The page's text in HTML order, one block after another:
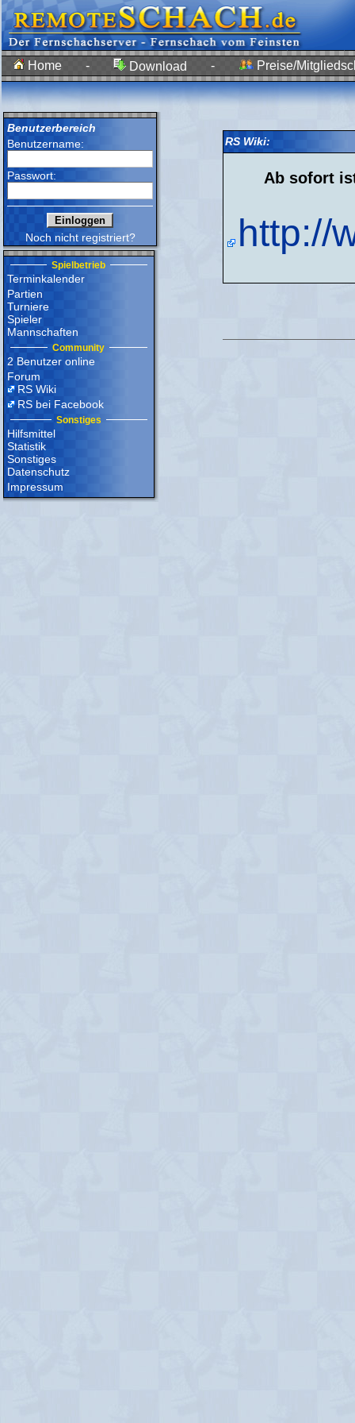
Home - Download - Preise/
Benutzerbereich
Benutzername:
Passwort:
Noch nicht registriert?
Spielbetrieb
Terminkalender
Partien
Turniere
Spieler
Mannschaften
Community
2 Benutzer online
Forum
RS Wiki
RS bei Facebook
Sonstiges
Hilfsmittel
Statistik
Sonstiges
Datenschutz
Impressum
RS Wiki:
Ab sofort
http://